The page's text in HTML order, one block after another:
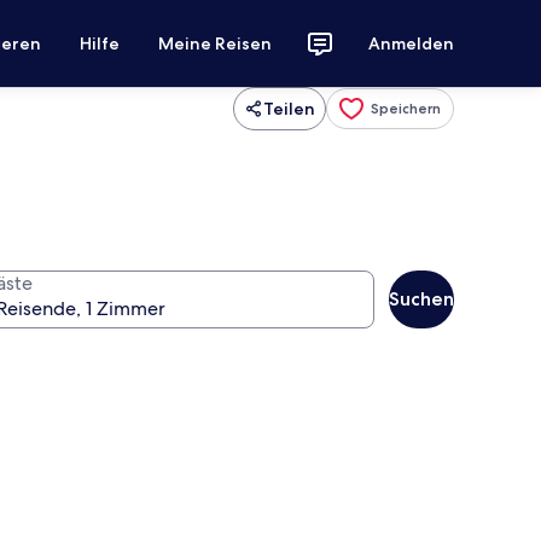
Hilfe Meine Reisen Anmelden
Teilen Speichern
Suchen